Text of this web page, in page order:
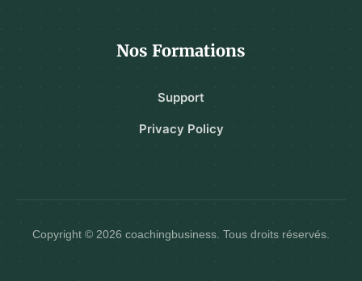
Nos Formations
Support
Privacy Policy
Copyright © 2026 coachingbusiness. Tous droits réservés.